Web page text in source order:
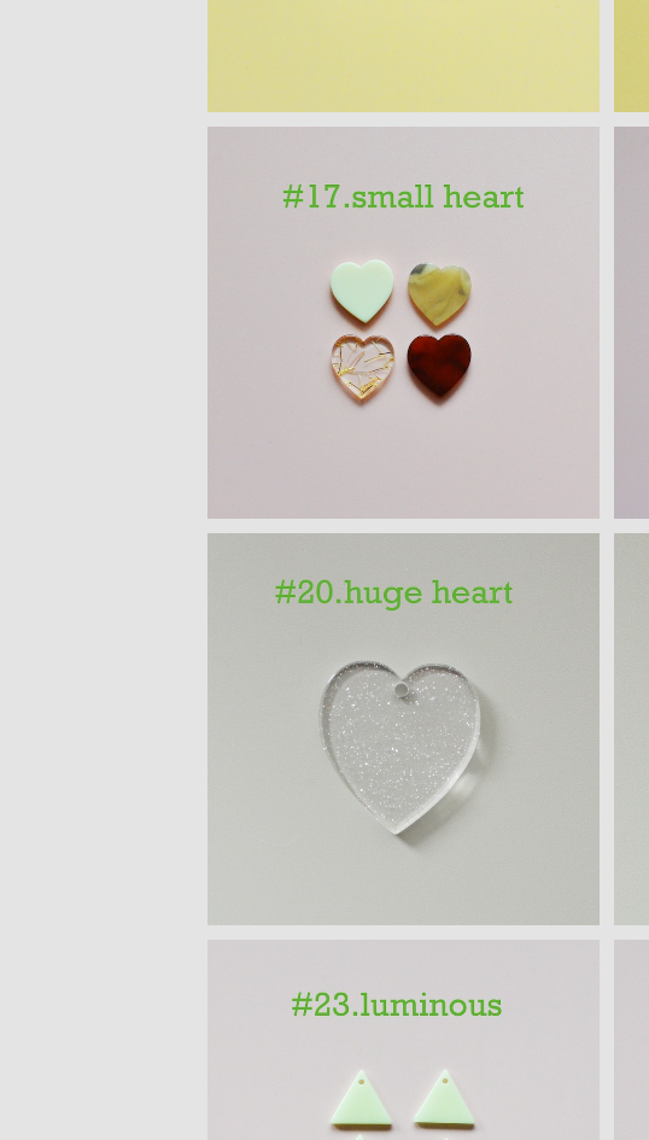
ハートモチーフ アクリルパーツ(S) 4PCS
¥300
SOLD OUT
ハートモチーフ アクリルパーツ(L)
¥300
三角モチーフ 蓄光アクリルパーツ 4PCS